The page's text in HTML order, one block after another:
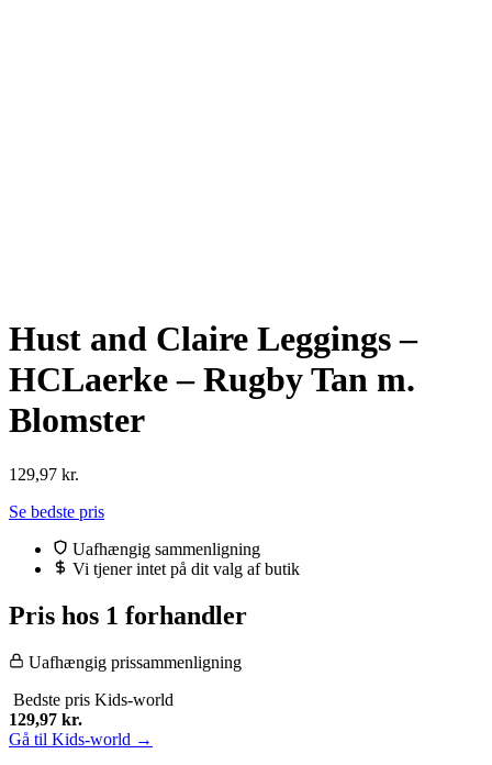
Hust and Claire Leggings –
HCLaerke – Rugby Tan m.
Blomster
129,97 kr.
Se bedste pris
Uafhængig sammenligning
Vi tjener intet på dit valg af butik
Pris hos 1 forhandler
Uafhængig prissammenligning
Bedste pris Kids-world
129,97 kr.
Gå til Kids-world →